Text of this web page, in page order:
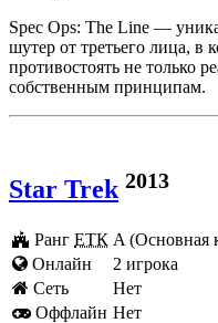
Spec Ops: The Line —
шутер от третьего лица, в
противостоять не только
собственным принципам.
Star Trek 2013
Ранг ЕТК A (Основная
Онлайн
2 игрока
Cеть
Нет
Оффлайн Нет